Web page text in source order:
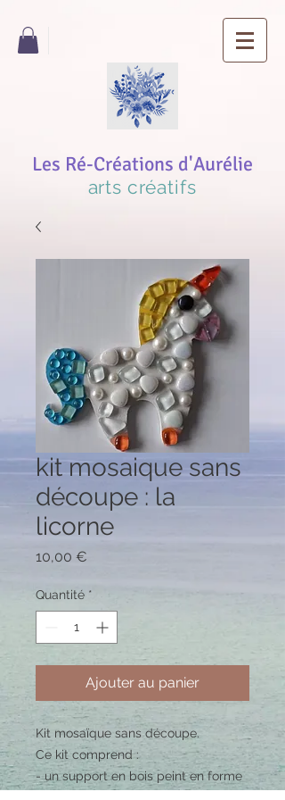
Les Ré-Créations d'Aurélie
arts créatifs
kit mosaique sans
découpe : la
licorne
10,00 €
Quantité *
Ajouter au panier
Kit mosaïque sans découpe.
Ce kit comprend :
- un support en bois peint en forme